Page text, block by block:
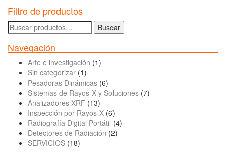
Filtro de productos
Buscar
por:
Buscar
Navegación
Arte e investigación (1)
Sin categorizar (1)
Pesadoras Dinámicas (6)
Sistemas de Rayos-X y Soluciones (7)
Analizadores XRF (13)
Inspección por Rayos-X (6)
Radiografía Digital Portátil (4)
Detectores de Radiación (2)
SERVICIOS (18)